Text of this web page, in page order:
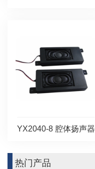
YX2040-8 腔体扬声器
热门产品